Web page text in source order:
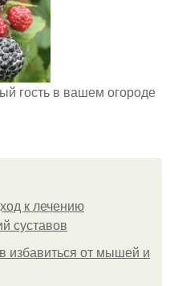
гость в вашем огороде
к лечению
суставов
избавиться от мышей и